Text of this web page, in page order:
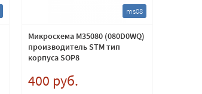
ms08
Микросхема M35080 (080D0WQ)
производитель STM тип
корпуса SOP8
400 руб.